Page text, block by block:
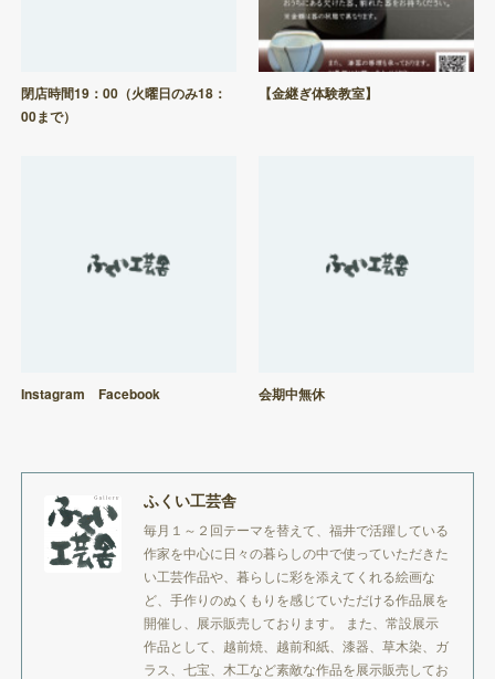
閉店時間19：00（火曜日のみ18：
00まで）
【金継ぎ体験教室】
Instagram Facebook 会期中無休
ふくい工芸舎
毎月１～２回テーマを替えて、福井で活躍している
作家を中心に日々の暮らしの中で使っていただきた
い工芸作品や、暮らしに彩を添えてくれる絵画な
ど、手作りのぬくもりを感じていただける作品展を
開催し、展示販売しております。 また、常設展示
作品として、越前焼、越前和紙、漆器、草木染、ガ
ラス、七宝、木工など素敵な作品を展示販売してお